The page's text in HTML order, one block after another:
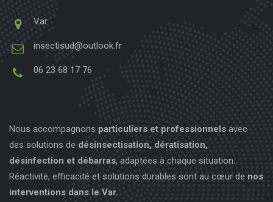
Var
insectisud@outlook.fr
06 23 68 17 76
Nous accompagnons particuliers et professionnels avec
des solutions de désinsectisation, dératisation,
désinfection et débarras, adaptées à chaque situation.
Réactivité, efficacité et solutions durables sont au cœur de nos
interventions dans le Var.